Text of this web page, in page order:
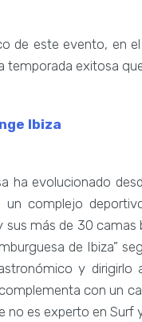
de este evento, en
temporada exitosa
Ibiza
ha evolucionado
un complejo
sus más de 30 camas
de Ibiza”
y dirigirlo
con un
no es experto en